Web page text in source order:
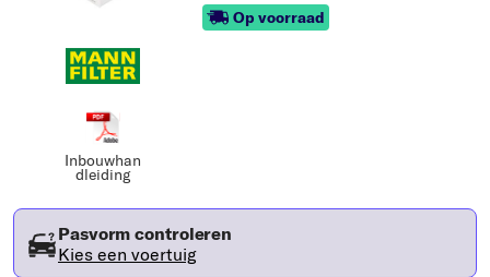
Inbouwhan
dleiding
Op voorraad
Pasvorm controleren
Kies een voertuig